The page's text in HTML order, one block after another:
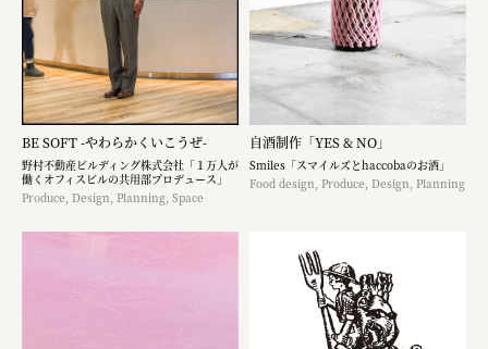
BE SOFT -やわらかくいこうぜ-
野村不動産ビルディング株式会社「１万人が
働くオフィスビルの共用部プロデュース」
Produce, Design, Planning, Space
自酒制作「YES & NO」
Smiles「スマイルズとhaccobaのお酒」
Food design, Produce, Design, Planning